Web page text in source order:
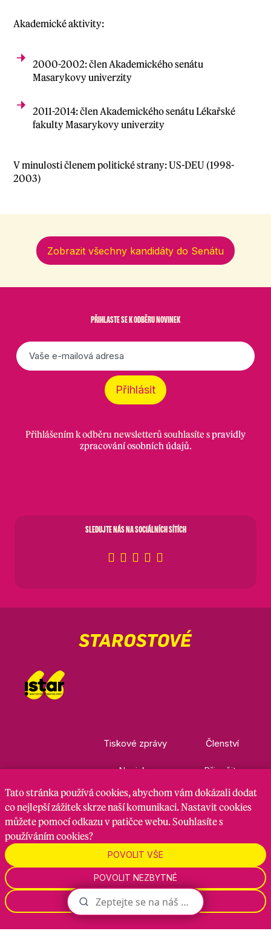
Akademické aktivity:
2000-2002: člen Akademického senátu
Masarykovy univerzity
2011-2014: člen Akademického senátu Lékařské
fakulty Masarykovy univerzity
V minulosti členem politické strany: US-DEU (1998-
2003)
Zobrazit všechny kandidáty do Senátu
PŘIHLASTE SE K ODBĚRU NOVINEK
E-
mail
Přihlásit
Přihlášením k odběru newsletterů souhlasíte spravidly
zpracování osobních údajů.
SLEDUJTE NÁS NA SOCIÁLNÍCH SÍTÍCH
Tiskové zprávy
Novinky
Kontakty
Členství
Přispějte
Ke stažení
Nastavení cookies GDPRRSS kanál
Zadavatel je hnutí Starostové a nezávislí, zpracovatel je
Maven Strategy s.r.o., 2026
Tato stránkapoužívá cookies, abychom vám dokázali dodat
co nejlepší zážitek skrze naší komunikaci. Nastavit cookies
můžete pomocí odkazu v patičce webu. Souhlasíte s
používáním cookies?
POVOLIT NEZBYTNÉ
NASTAVENÍ
POVOLIT VŠE